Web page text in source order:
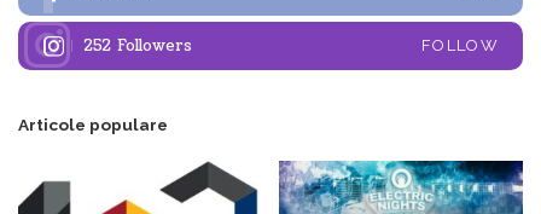
252 Followers FOLLOW
Articole populare